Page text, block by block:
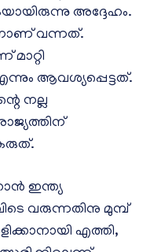
അദ്ദേഹം.
വന്നത്.
മാറ്റി
ആവശ്യപ്പെട്ടത്.
നല്ല
ഇന്ത്യ
വരുന്നതിനു മുമ്പ്
എത്തി,